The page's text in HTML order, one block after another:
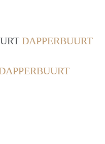
DAPPERBUURT